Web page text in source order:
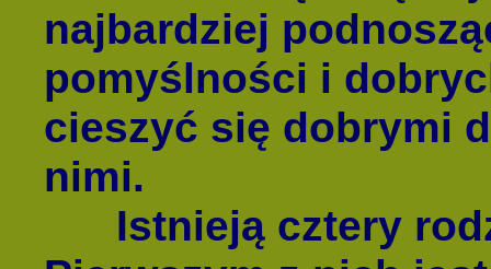
najbardziej
pomyślności i
cieszyć się dobrymi
nimi.
Istnieją cztery